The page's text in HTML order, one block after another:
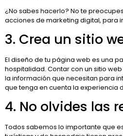
¿No sabes hacerlo? No te
acciones de marketing digital, para
3. Crea un sitio
El diseño de tu página web es una
hospitalidad. Contar con un sitio
la información que necesitan para
que tenga en cuenta la experiencia
4. No olvides las
Todos sabemos lo importante que